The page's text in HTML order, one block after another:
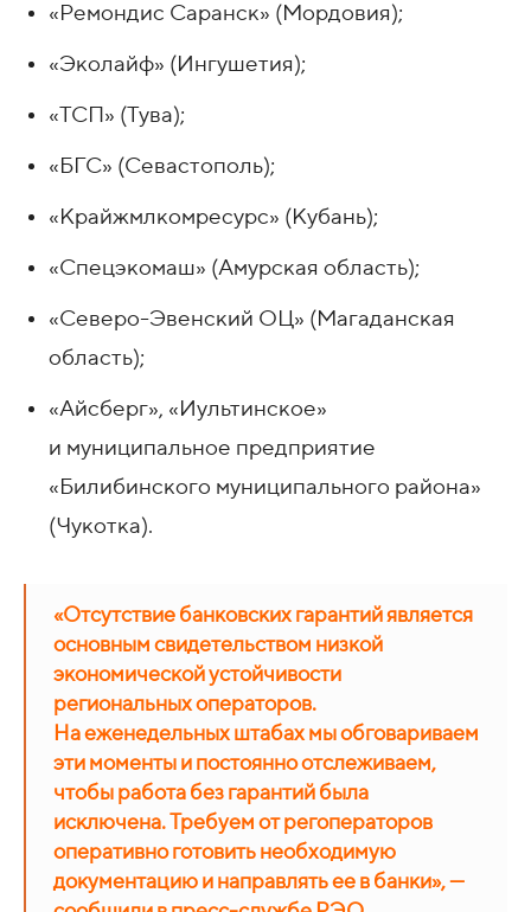
«Ремондис Саранск» (Мордовия);
«Эколайф» (Ингушетия);
«ТСП» (Тува);
«БГС» (Севастополь);
«Крайжмлкомресурс» (Кубань);
«Спецэкомаш» (Амурская область);
«Северо-Эвенский ОЦ» (Магаданская
область);
«Айсберг», «Иультинское»
и муниципальное предприятие
«Билибинского муниципального района»
(Чукотка).
«Отсутствие банковских гарантий является
основным свидетельством низкой
экономической устойчивости
региональных операторов.
На еженедельных штабах мы обговариваем
эти моменты и постоянно отслеживаем,
чтобы работа без гарантий была
исключена. Требуем от регоператоров
оперативно готовить необходимую
документацию и направлять ее в банки», —